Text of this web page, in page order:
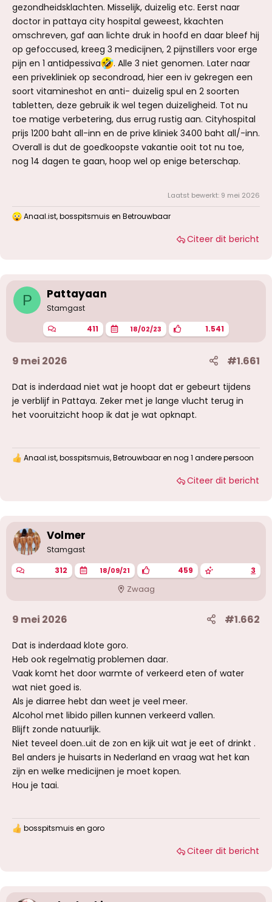
gezondheidsklachten. Misselijk, duizelig etc. Eerst naar
doctor in pattaya city hospital geweest, kkachten
omschreven, gaf aan lichte druk in hoofd en daar bleef hij
op gefoccused, kreeg 3 medicijnen, 2 pijnstillers voor erge
pijn en 1 antidpessiva
. Alle 3 niet genomen. Later naar
een privekliniek op secondroad, hier een iv gekregen een
soort vitamineshot en anti- duizelig spul en 2 soorten
tabletten, deze gebruik ik wel tegen duizeligheid. Tot nu
toe matige verbetering, dus errug rustig aan. Cityhospital
prijs 1200 baht all-inn en de prive kliniek 3400 baht all/-inn.
Overall is dut de goedkoopste vakantie ooit tot nu toe,
nog 14 dagen te gaan, hoop wel op enige beterschap.
Laatst bewerkt: 9 mei 2026
W
n
g
Anaal.ist,bosspitsmuis en Betrouwbaar
Citeer dit bericht
P Pattayaan
Stamgast
411 18/02/23 1.541
9 mei 2026 #1.661
Dat is inderdaad niet wat je hoopt dat er gebeurt tijdens
je verblijf in Pattaya. Zeker met je lange vlucht terug in
het vooruitzicht hoop ik dat je wat opknapt.
W
n
g
n
:
Anaal.ist,bosspitsmuis,Betrouwbaaren nog 1 andere persoon
Citeer dit bericht
Volmer
Stamgast
312 18/09/21 459 3
Zwaag
9 mei 2026 #1.662
Dat is inderdaad klote goro.
Heb ook regelmatig problemen daar.
Vaak komt het door warmte of verkeerd eten of water
wat niet goed is.
Als je diarree hebt dan weet je veel meer.
Alcohol met libido pillen kunnen verkeerd vallen.
Blijft zonde natuurlijk.
Niet teveel doen..uit de zon en kijk uit wat je eet of drinkt .
Bel anders je huisarts in Nederland en vraag wat het kan
zijn en welke medicijnen je moet kopen.
Hou je taai.
W bosspitsmuis en goro
Citeer dit bericht